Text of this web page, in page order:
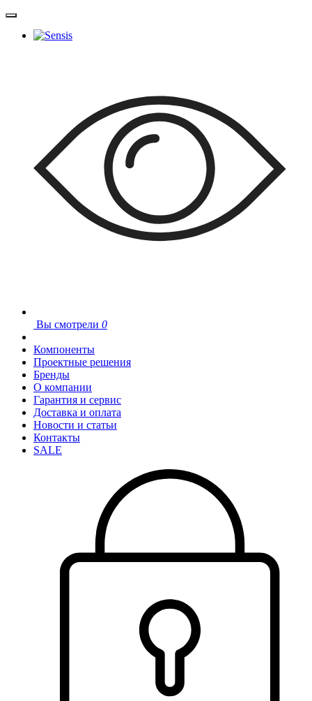
Вы смотрели 0
Компоненты
Проектные решения
Бренды
О компании
Гарантия и сервис
Доставка и оплата
Новости и статьи
Контакты
SALE